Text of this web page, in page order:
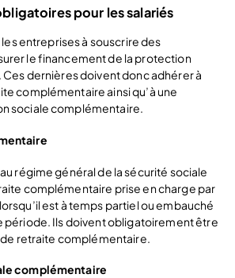
pour les salariés
les entreprises à souscrire des
le financement de la protection
Ces dernières doivent donc adhérer à
complémentaire ainsi qu’à une
sociale complémentaire.
régime général de la sécurité sociale
complémentaire prise en charge par
est à temps partiel ou embauché
période. Ils doivent obligatoirement être
retraite complémentaire.
complémentaire